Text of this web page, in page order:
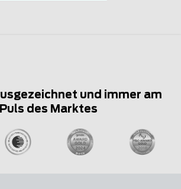
und immer am
Puls des Marktes